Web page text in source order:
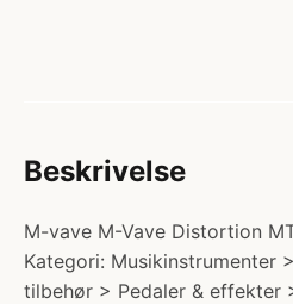
Beskrivelse
M-vave M-Vave Distortion
Kategori: Musikinstrumenter
tilbehør > Pedaler & effekter